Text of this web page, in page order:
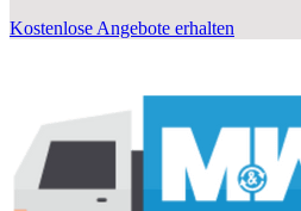
Kostenlose Angebote erhalten